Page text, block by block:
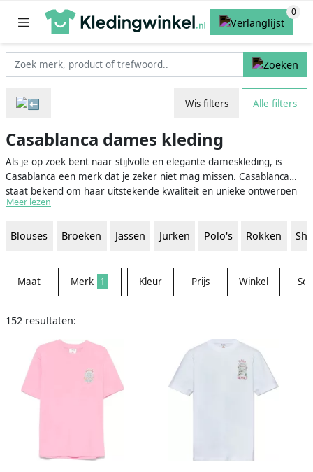
Wis filters Alle filters
Casablanca dames kleding
Als je op zoek bent naar stijlvolle en elegante dameskleding, is
Casablanca een merk dat je zeker niet mag missen. Casablanca
staat bekend om haar uitstekende kwaliteit en unieke ontwerpen
die perfect zijn voor elke gelegenheid. Dit merk biedt een breed
meer, waardoor je altijd een geschikte outfit kunt vinden die past bij
Meer lezen
Blouses Broeken Jassen Jurken Polo's Rokken
Maat Merk 1 Kleur Prijs Winkel
152 resultaten: